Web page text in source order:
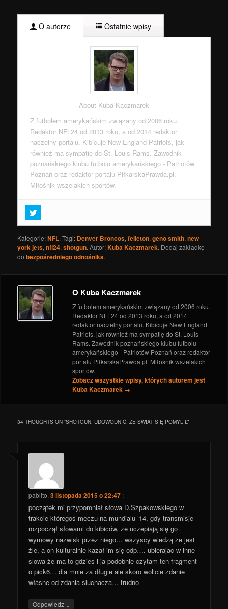
O autorze Ostatnie wpisy
About Kuba Kaczmarek
Z futbolem amerykańskim związany od 2006 roku.
Redaktor NFL24 od 2013 roku, a od 2014 redaktor
naczelny portalu. Kibicuje New England Patriots, jak
również ma sympatię do St. Louis Rams. Zawodnik
poznańskiego klubu futbolu amerykańskiego - Patriotów
Poznań oraz redaktor portalu PiłkarskaPrawda.pl.
Miłośnik wszelakich sportów.
lutego 2019
Super Bowl LII: U.S. Bank Stadium, czyli
architektoniczna perełka - 30 stycznia 2018
NFL 2017: Niewzruszone pożegnanie z Thursday
NFL 2017: Cowboys jakich znamy i pamiętamy - 1
grudnia 2017
NFL 2017: Eagles nadal na czele, hit kolejki spełnił
oczekiwania - 29 listopada 2017
Kategorie:NFL. Tagi: Denver Broncos,felieton,geno smith,new
york jets,nfl24,shotgun. Autor:Kuba Kaczmarek. Dodaj zakładkę
dobezpośredniego odnośnika.
O Kuba Kaczmarek
Z futbolem amerykańskim związany od 2006 roku.
Redaktor NFL24 od 2013 roku, a od 2014
redaktor naczelny portalu. Kibicuje New England
Patriots, jak również ma sympatię do St. Louis
Rams. Zawodnik poznańskiego klubu futbolu
amerykańskiego - Patriotów Poznań oraz redaktor
portalu PiłkarskaPrawda.pl. Miłośnik wszelakich
sportów.
Zobacz wszystkie wpisy, których autorem jest
Kuba Kaczmarek →
34 THOUGHTS ON “SHOTGUN: UDOWODNIĆ, ŻE ŚWIAT SIĘ POMYLIŁ”
pablito,3 listopada 2015 o 22:47 :
początek mi przypomniał słowa D.Szpakowskiego w
trakcie któregoś meczu na mundialu ’14, gdy transmisje
rozpoczął słowami do kibiców, ze uczepiają się go
wymowy nazwisk przez niego… wszyscy wiedzą że jest
źle, a on kulturalnie kazał im się odp…. ubierajac w inne
slowa że ma to gdzies i ja podobnie czytam ten fragment
o pick6… dla mnie za długie ale skoro wolicie zdanie
własne od zdania sluchacza… trudno
Odpowiedz ↓